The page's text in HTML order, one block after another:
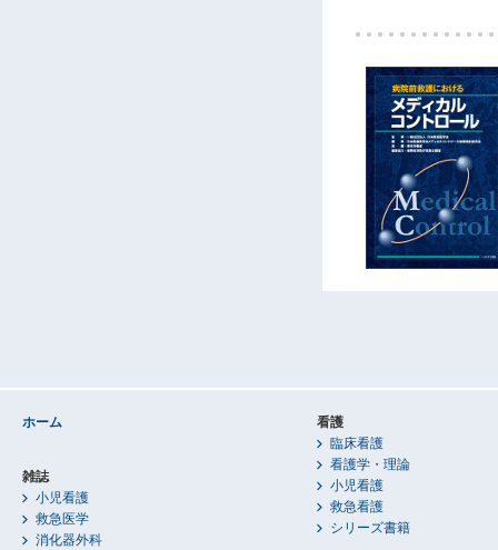
ホーム
雑誌
小児看護
救急医学
消化器外科
看護
臨床看護
看護学・理論
小児看護
救急看護
シリーズ書籍